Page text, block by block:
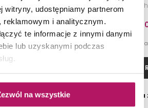
witryny, udostępniamy partnerom
reklamowym i analitycznym.
te informacje z innymi danymi
lub uzyskanymi podczas
na wszystkie
chrom
PLN
najniższa cena
zamówienie
biały/
1
-1% od 1 253,10 PLN
ZOBACZ